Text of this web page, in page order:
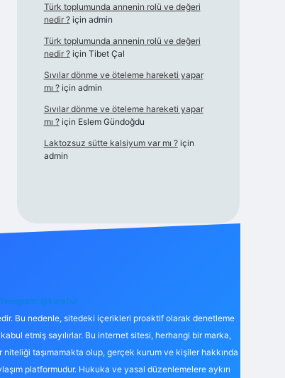
Türk toplumunda annenin rolü ve değeri
nedir ?için admin
Türk toplumunda annenin rolü ve değeri
nedir ?için Tibet Çal
Sıvılar dönme ve öteleme hareketi yapar
mı ?için admin
Sıvılar dönme ve öteleme hareketi yapar
mı ?için Eslem Gündoğdu
Laktozsuz sütte kalsiyum var mı ?için
admin
Telegram: @karabul
Bu nedenle, sitedeki içerikleri proaktif olarak denetleme
etmiş sayılırlar. Bu internet sitesi, herhangi bir marka,
niteliği taşımamakta olup, gerçek kurum ve kişiler hakkında
platformudur. Hukuka ve yasal düzenlemelere aykırı